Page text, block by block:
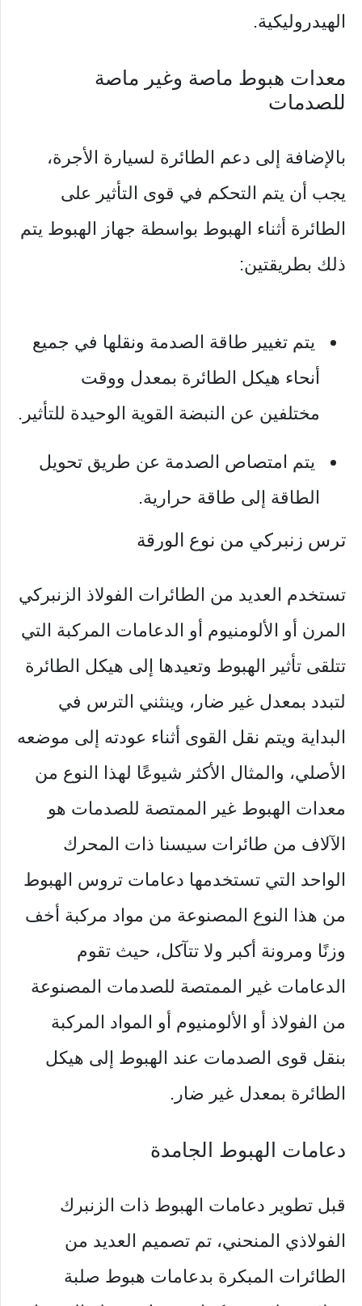
الهيدروليكية.
معدات هبوط ماصة وغير ماصة
للصدمات
بالإضافة إلى دعم الطائرة لسيارة الأجرة،
يجب أن يتم التحكم في قوى التأثير على
الطائرة أثناء الهبوط بواسطة جهاز الهبوط يتم
ذلك بطريقتين:
يتم تغيير طاقة الصدمة ونقلها في جميع
أنحاء هيكل الطائرة بمعدل ووقت
مختلفين عن النبضة القوية الوحيدة للتأثير.
يتم امتصاص الصدمة عن طريق تحويل
الطاقة إلى طاقة حرارية.
ترس زنبركي من نوع الورقة
تستخدم العديد من الطائرات الفولاذ الزنبركي
المرن أو الألومنيوم أو الدعامات المركبة التي
تتلقى تأثير الهبوط وتعيدها إلى هيكل الطائرة
لتبدد بمعدل غير ضار، وينثني الترس في
البداية ويتم نقل القوى أثناء عودته إلى موضعه
الأصلي، والمثال الأكثر شيوعًا لهذا النوع من
معدات الهبوط غير الممتصة للصدمات هو
الآلاف من طائرات سيسنا ذات المحرك
الواحد التي تستخدمها دعامات تروس الهبوط
من هذا النوع المصنوعة من مواد مركبة أخف
وزنًا ومرونة أكبر ولا تتآكل، حيث تقوم
الدعامات غير الممتصة للصدمات المصنوعة
من الفولاذ أو الألومنيوم أو المواد المركبة
بنقل قوى الصدمات عند الهبوط إلى هيكل
الطائرة بمعدل غير ضار.
دعامات الهبوط الجامدة
قبل تطوير دعامات الهبوط ذات الزنبرك
الفولاذي المنحني، تم تصميم العديد من
الطائرات المبكرة بدعامات هبوط صلبة